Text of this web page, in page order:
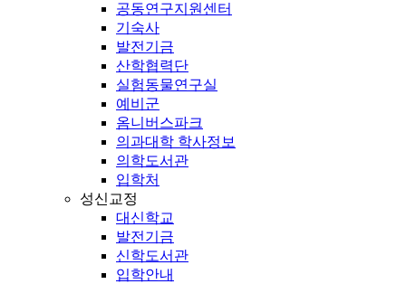
공동연구지원센터
기숙사
발전기금
산학협력단
실험동물연구실
예비군
옴니버스파크
의과대학 학사정보
의학도서관
입학처
성신교정
대신학교
발전기금
신학도서관
입학안내